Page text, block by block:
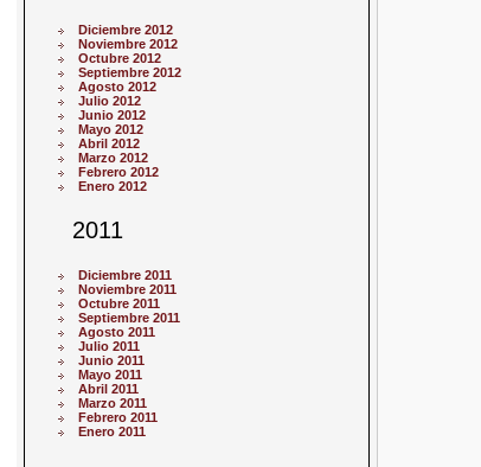
Diciembre 2012
Noviembre 2012
Octubre 2012
Septiembre 2012
Agosto 2012
Julio 2012
Junio 2012
Mayo 2012
Abril 2012
Marzo 2012
Febrero 2012
Enero 2012
2011
Diciembre 2011
Noviembre 2011
Octubre 2011
Septiembre 2011
Agosto 2011
Julio 2011
Junio 2011
Mayo 2011
Abril 2011
Marzo 2011
Febrero 2011
Enero 2011